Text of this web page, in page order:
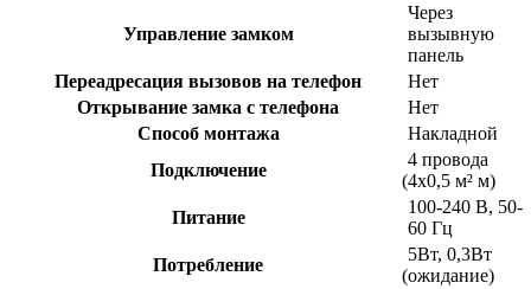
Управление замком
Через
вызывную
панель
Переадресация вызовов на телефон
Нет
Открывание замка с телефона
Нет
Способ монтажа
Накладной
Подключение
4 провода
(4х0,5 м² м)
Питание
100-240 В, 50-
60 Гц
Потребление
5Вт, 0,3Вт
(ожидание)